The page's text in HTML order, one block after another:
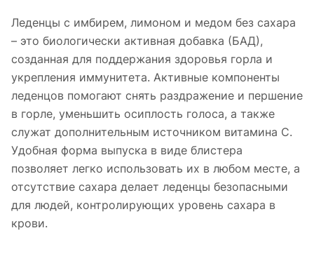
Леденцы с имбирем, лимоном и медом без сахара
– это биологически активная добавка (БАД),
созданная для поддержания здоровья горла и
укрепления иммунитета. Активные компоненты
леденцов помогают снять раздражение и першение
в горле, уменьшить осиплость голоса, а также
служат дополнительным источником витамина С.
Удобная форма выпуска в виде блистера
позволяет легко использовать их в любом месте, а
отсутствие сахара делает леденцы безопасными
для людей, контролирующих уровень сахара в
крови.